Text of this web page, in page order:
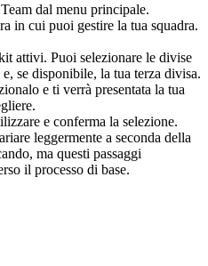
dal menu principale.
in cui puoi gestire la tua squadra.
attivi. Puoi selezionare le divise
se disponibile, la tua terza divisa.
e ti verrà presentata la tua
e conferma la selezione.
leggermente a seconda della
ma questi passaggi
il processo di base.